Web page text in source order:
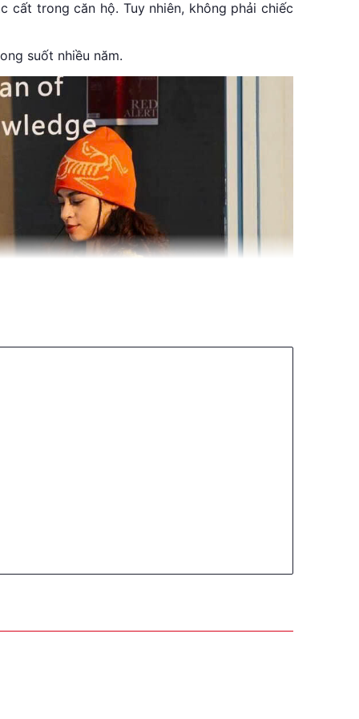
cất trong căn hộ. Tuy nhiên, không phải chiếc
suốt nhiều năm.